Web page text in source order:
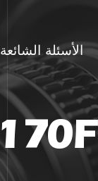
الأسئلة الشائعة